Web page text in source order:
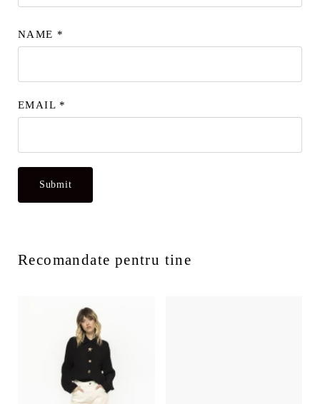
NAME *
EMAIL *
Recomandate pentru tine